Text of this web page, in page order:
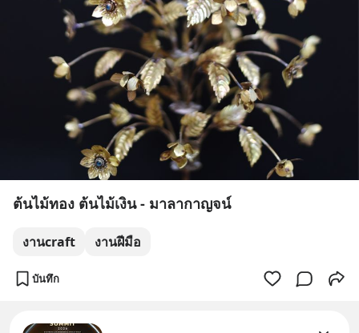
ต้นไม้ทอง ต้นไม้เงิน - มาลากาญจน์
งานcraft งานฝีมือ
บันทึก